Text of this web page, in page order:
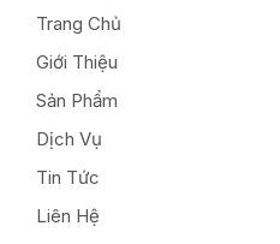
Trang Chủ
Giới Thiệu
Sản Phẩm
Dịch Vụ
Tin Tức
Liên Hệ